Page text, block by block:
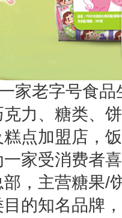
家老字号食
力、糖类、
点加盟店，
家受消费者
，主营糖果/
的知名品牌